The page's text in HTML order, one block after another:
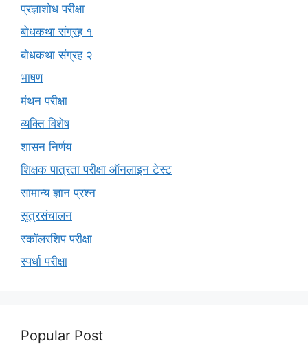
प्रज्ञाशोध परीक्षा
बोधकथा संग्रह १
बोधकथा संग्रह २
भाषण
मंथन परीक्षा
व्यक्ति विशेष
शासन निर्णय
शिक्षक पात्रता परीक्षा ऑनलाइन टेस्ट
सामान्य ज्ञान प्रश्न
सूत्रसंचालन
स्कॉलरशिप परीक्षा
स्पर्धा परीक्षा
Popular Post